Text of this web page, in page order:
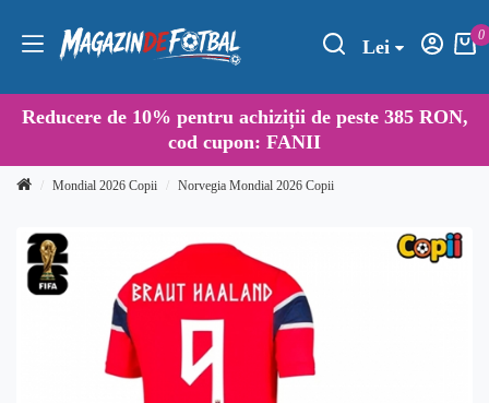
Lei
0
Reducere de 10% pentru achiziții de peste 385 RON,
cod cupon: FANII
Mondial 2026 Copii Norvegia Mondial 2026 Copii